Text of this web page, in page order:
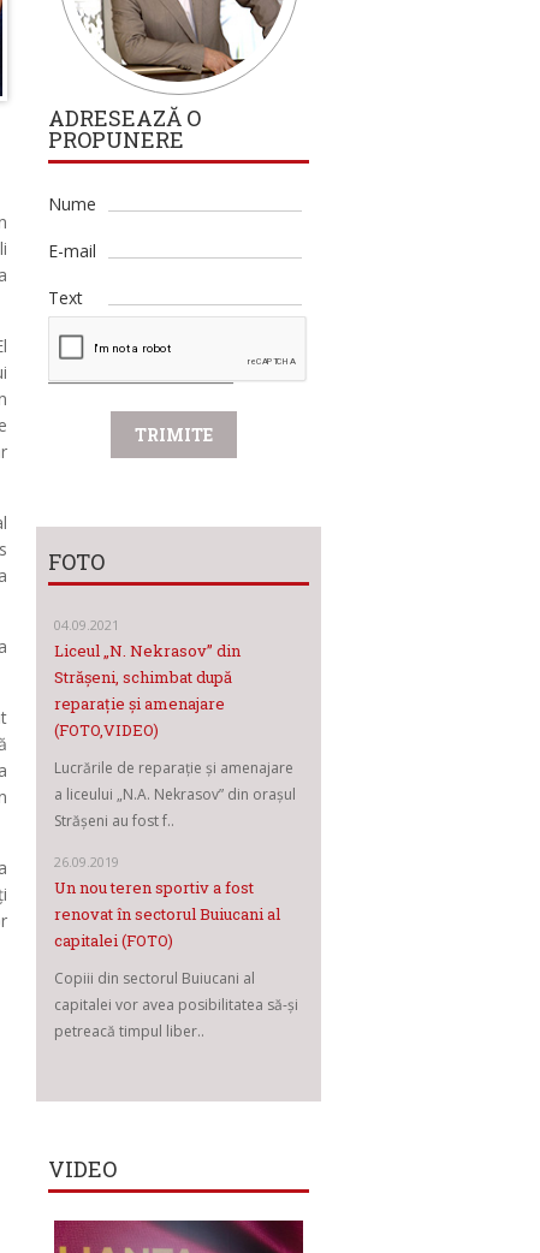
ADRESEAZĂ O
PROPUNERE
Nume
E-mail
Text
FOTO
04.09.2021
Liceul „N. Nekrasov” din
Strășeni, schimbat după
reparație și amenajare
(FOTO,VIDEO)
Lucrările de reparație și amenajare
a liceului „N.A. Nekrasov” din orașul
Strășeni au fost f..
26.09.2019
Un nou teren sportiv a fost
renovat în sectorul Buiucani al
capitalei (FOTO)
Copiii din sectorul Buiucani al
capitalei vor avea posibilitatea să-și
petreacă timpul liber..
VIDEO